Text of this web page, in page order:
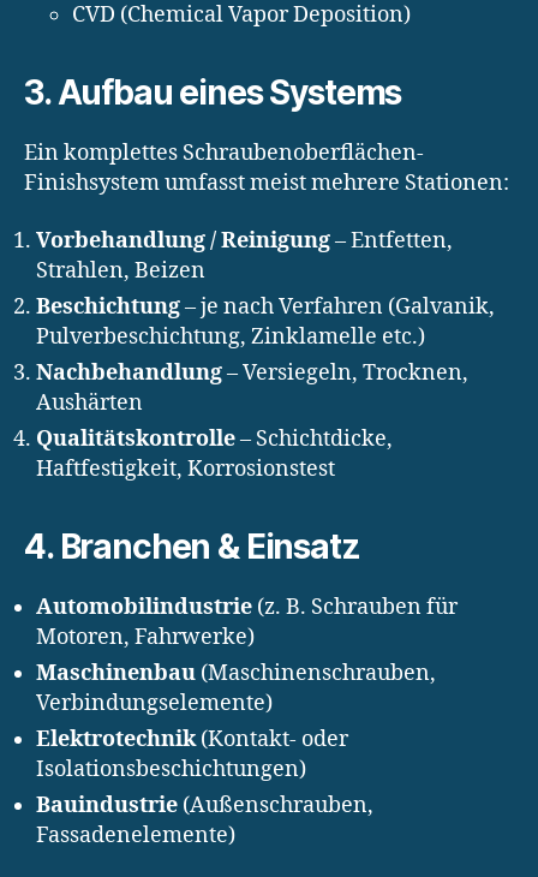
CVD (Chemical Vapor Deposition)
3. Aufbau eines Systems
Ein komplettes Schraubenoberflächen-
Finishsystem umfasst meist mehrere Stationen:
Vorbehandlung / Reinigung– Entfetten,
Strahlen, Beizen
Beschichtung– je nach Verfahren (Galvanik,
Pulverbeschichtung, Zinklamelle etc.)
Nachbehandlung– Versiegeln, Trocknen,
Aushärten
Qualitätskontrolle– Schichtdicke,
Haftfestigkeit, Korrosionstest
4. Branchen & Einsatz
Automobilindustrie (z. B. Schrauben für
Motoren, Fahrwerke)
Maschinenbau (Maschinenschrauben,
Verbindungselemente)
Elektrotechnik(Kontakt- oder
Isolationsbeschichtungen)
Bauindustrie (Außenschrauben,
Fassadenelemente)